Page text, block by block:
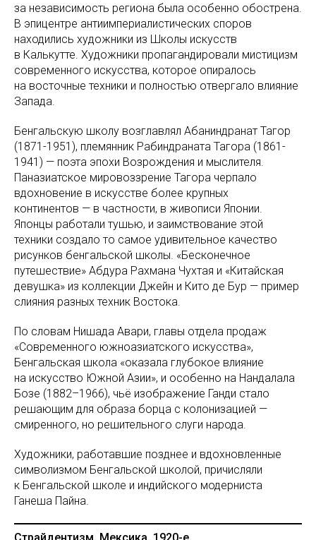
за независимость региона была особенно обострена.
В эпицентре антиимпериалистических споров
находились художники из Школы искусств
в Калькутте. Художники пропагандировали мистицизм
современного искусства, которое опиралось
на восточные техники и полностью отвергало влияние
Запада.
Бенгальскую школу возглавлял Абаниндранат Тагор
(1871-1951), племянник Рабиндраната Тагора (1861-
1941) — поэта эпохи Возрождения и мыслителя.
Паназиатское мировоззрение Тагора черпало
вдохновение в искусстве более крупных
континентов — в частности, в живописи Японии.
Японцы работали тушью, и заимствование этой
техники создало то самое удивительное качество
рисунков бенгальской школы. «Бесконечное
путешествие» Абдура Рахмана Чухтая и «Китайская
девушка» из коллекции Джейн и Кито де Бур — пример
слияния разных техник Востока.
По словам Нишада Авари, главы отдела продаж
«Современного южноазиатского искусства»,
Бенгальская школа «оказала глубокое влияние
на искусство Южной Азии», и особенно на Нандалала
Бозе (1882–1966), чьё изображение Ганди стало
решающим для образа борца с колонизацией —
смиренного, но решительного слуги народа.
Художники, работавшие позднее и вдохновленные
символизмом Бенгальской школой, причисляли
к Бенгальской школе и индийского модерниста
Ганеша Пайна.
Страйдентизм, Мексика, 1920-е